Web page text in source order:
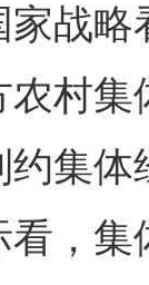
战
村
集
，